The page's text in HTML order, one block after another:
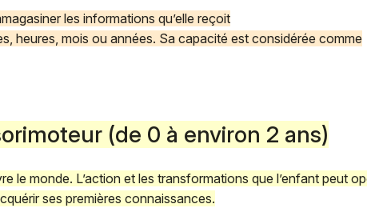
les informations qu’elle reçoit
heures, mois ou années. Sa capacité est considérée comme
(de 0 à environ 2 ans)
le monde. L’action et les transformations que l’enfant peut
ses premières connaissances.